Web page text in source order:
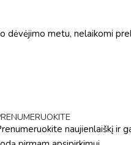
dėvėjimo metu, nelaikomi
naujienlaiškį ir